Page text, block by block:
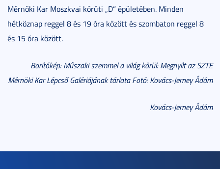
Mérnöki Kar Moszkvai körúti „D” épületében. Minden
hétköznap reggel 8 és 19 óra között és szombaton reggel 8
és 15 óra között.
Borítókép: Műszaki szemmel a világ körül: Megnyílt az SZTE
Mérnöki Kar Lépcső Galériájának tárlata Fotó: Kovács-Jerney Ádám
Kovács-Jerney Ádám